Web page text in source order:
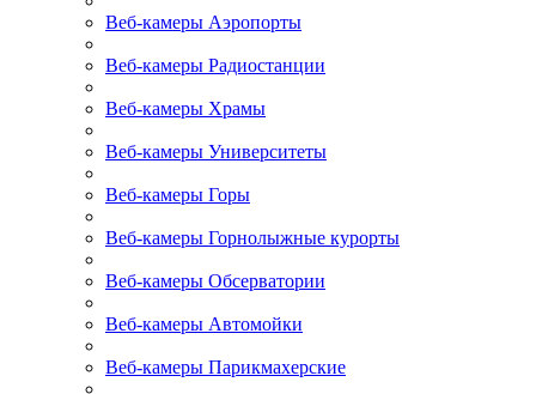
Веб-камеры Аэропорты
Веб-камеры Радиостанции
Веб-камеры Храмы
Веб-камеры Университеты
Веб-камеры Горы
Веб-камеры Горнолыжные курорты
Веб-камеры Обсерватории
Веб-камеры Автомойки
Веб-камеры Парикмахерские